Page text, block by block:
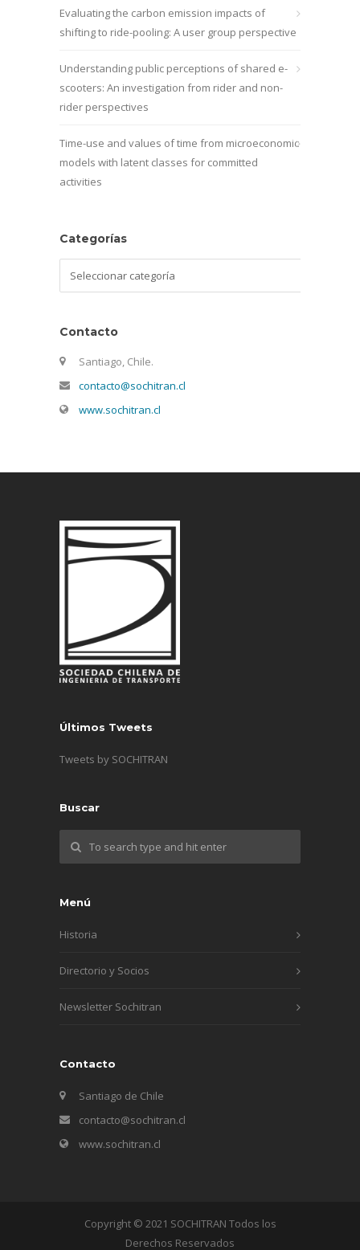
Evaluating the carbon emission impacts of
shifting to ride-pooling: A user group perspective
Understanding public perceptions of shared e-
scooters: An investigation from rider and non-
rider perspectives
Time-use and values of time from microeconomic
models with latent classes for committed
activities
Categorías
Contacto
Santiago, Chile.
contacto@sochitran.cl
www.sochitran.cl
Últimos Tweets
Tweets by SOCHITRAN
Buscar
Menú
Historia
Directorio y Socios
Newsletter Sochitran
Contacto
Santiago de Chile
contacto@sochitran.cl
www.sochitran.cl
Copyright © 2021 SOCHITRAN Todos los
Derechos Reservados